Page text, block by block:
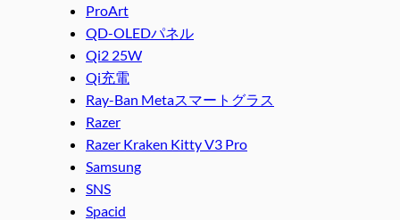
ProArt
QD-OLEDパネル
Qi2 25W
Qi充電
Ray-Ban Metaスマートグラス
Razer
Razer Kraken Kitty V3 Pro
Samsung
SNS
Spacid